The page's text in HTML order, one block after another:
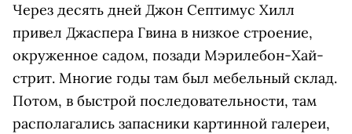
Через десять дней Джон Септимус Хилл
привел Джаспера Гвина в низкое строение,
окруженное садом, позади Мэрилебон-Хай-
стрит. Многие годы там был мебельный склад.
Потом, в быстрой последовательности, там
располагались запасники картинной галереи,